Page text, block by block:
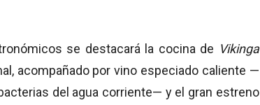
se destacará la cocina de Vikinga
acompañado por vino especiado caliente —
del agua corriente— y el gran estreno